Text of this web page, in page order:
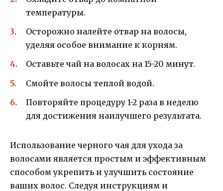
температуры.
Осторожно налейте отвар на волосы,
уделяя особое внимание к корням.
Оставьте чай на волосах на 15-20 минут.
Смойте волосы теплой водой.
Повторяйте процедуру 1-2 раза в неделю
для достижения наилучшего результата.
Использование черного чая для ухода за
волосами является простым и эффективным
способом укрепить и улучшить состояние
ваших волос. Следуя инструкциям и